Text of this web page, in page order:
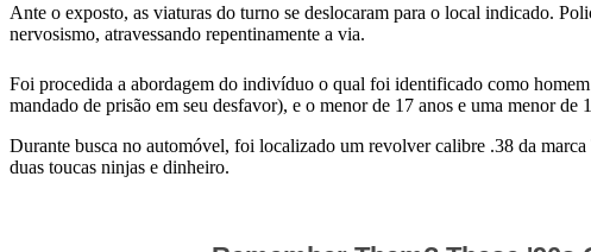
Ante o exposto, as viaturas do turno se deslocaram para o local indicado.
nervosismo, atravessando repentinamente a via.
Foi procedida a abordagem do indivíduo o qual foi identificado como
mandado de prisão em seu desfavor), e o menor de 17 anos e uma menor de
Durante busca no automóvel, foi localizado um revolver calibre .38 da
duas toucas ninjas e dinheiro.